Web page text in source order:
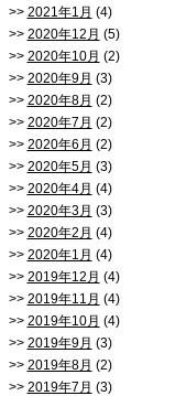
2021年1月 (4)
2020年12月 (5)
2020年10月 (2)
2020年9月 (3)
2020年8月 (2)
2020年7月 (2)
2020年6月 (2)
2020年5月 (3)
2020年4月 (4)
2020年3月 (3)
2020年2月 (4)
2020年1月 (4)
2019年12月 (4)
2019年11月 (4)
2019年10月 (4)
2019年9月 (3)
2019年8月 (2)
2019年7月 (3)